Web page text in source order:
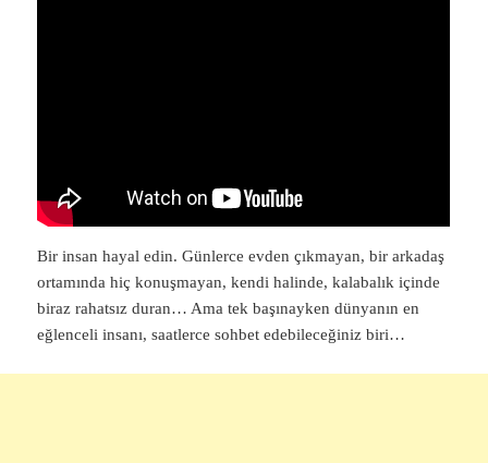
Bir insan hayal edin. Günlerce evden çıkmayan, bir arkadaş
ortamında hiç konuşmayan, kendi halinde, kalabalık içinde
biraz rahatsız duran… Ama tek başınayken dünyanın en
eğlenceli insanı, saatlerce sohbet edebileceğiniz biri…